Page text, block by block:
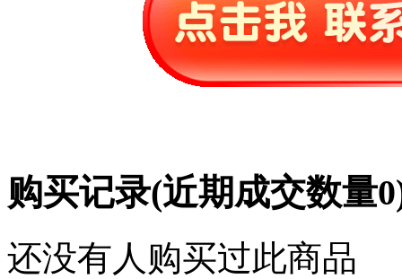
购买记录(近期成交数量0
还没有人购买过此商品